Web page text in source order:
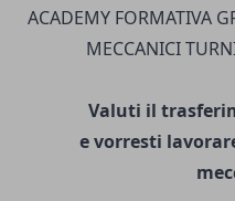
ACADEMY FORMATIVA
MECCANICI
Valuti il
e vorresti